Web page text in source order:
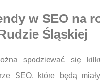
w SEO na
Śląskiej
spodziewać się
SEO, które będą